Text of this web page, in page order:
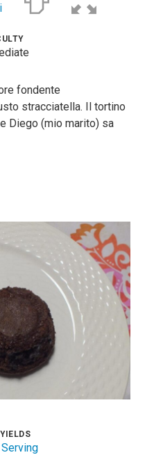
fondente
stracciatella. Il tortino
Diego (mio marito) sa
YIELDS